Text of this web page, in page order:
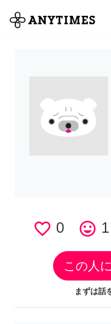
全て
favorite_border 0 tag_faces 1
この人
まずは話